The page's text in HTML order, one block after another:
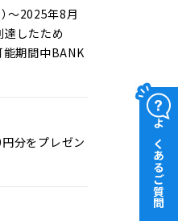
～2025年8月
したため
能期間中BANK
分をプレゼン
よくあるご質問